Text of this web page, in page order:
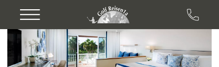
Previous